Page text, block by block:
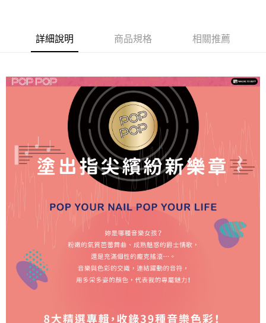
每筆NT$80，滿NT$499(含以上)免運費
因應疫情升溫，目前暫停使用7-11取貨付款配送，請使用全家
每筆NT$9,999
每筆NT$100，滿NT$699(含以上)免運費
詳細說明 商品規格 相關推薦